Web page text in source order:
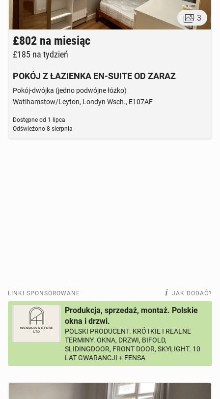
3
£802 na miesiąc
£185 na tydzień
POKÓJ Z ŁAZIENKA EN-SUITE OD ZARAZ
Pokój-dwójka (jedno podwójne łóżko)
Watlhamstow/Leyton, Londyn Wsch., E107AF
Dostępne od 1 lipca
Odświeżono 8 sierpnia
LINKI SPONSOROWANE JAK DODAĆ?
Produkcja, sprzedaż, montaż. Polskie
okna i drzwi.
POLSKI PRODUCENT. KRÓTKIE I REALNE
TERMINY. OKNA, DRZWI, BIFOLD,
SLIDINGDOOR, FRONT DOOR, SKYLIGHT. 10
LAT GWARANCJI + FENSA